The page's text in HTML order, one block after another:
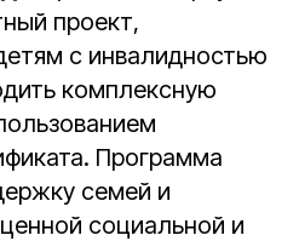
проект,
с инвалидностью
комплексную
Программа
семей и
социальной и